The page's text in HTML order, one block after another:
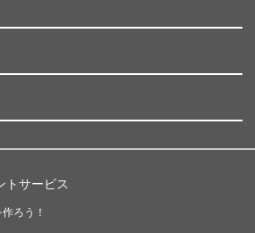
トサービス
ろう！